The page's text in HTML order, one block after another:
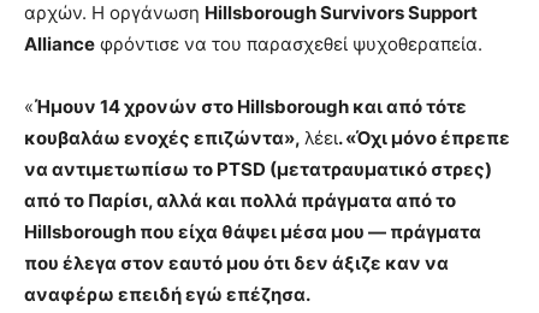
αρχών. Η οργάνωση Hillsborough Survivors Support
Alliance φρόντισε να του παρασχεθεί ψυχοθεραπεία.
«Ήμουν 14 χρονών στο Hillsborough και από τότε
κουβαλάω ενοχές επιζώντα», λέει. «Όχι μόνο έπρεπε
να αντιμετωπίσω το PTSD (μετατραυματικό στρες)
από το Παρίσι, αλλά και πολλά πράγματα από το
Hillsborough που είχα θάψει μέσα μου — πράγματα
που έλεγα στον εαυτό μου ότι δεν άξιζε καν να
αναφέρω επειδή εγώ επέζησα.